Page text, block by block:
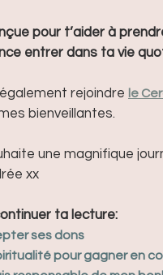
pour t’aider à
entrer dans ta vie
rejoindre le
bienveillantes.
une magnifique
xx
ta lecture:
ses dons
pour gagner en